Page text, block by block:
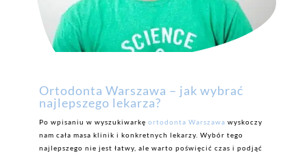
Ortodonta Warszawa – jak wybrać
najlepszego lekarza?
Po wpisaniu w wyszukiwarkęortodonta Warszawa wyskoczy
nam cała masa klinik i konkretnych lekarzy. Wybór tego
najlepszego nie jest łatwy, ale warto poświęcić czas i podjąć